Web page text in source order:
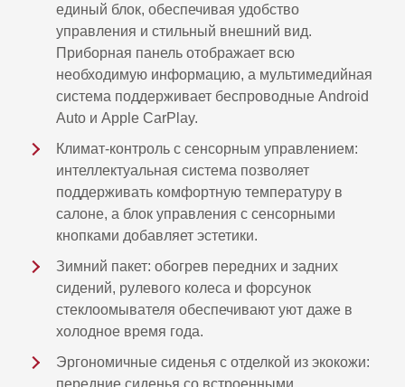
единый блок, обеспечивая удобство
управления и стильный внешний вид.
Приборная панель отображает всю
необходимую информацию, а мультимедийная
система поддерживает беспроводные Android
Auto и Apple CarPlay.
Климат-контроль с сенсорным управлением:
интеллектуальная система позволяет
поддерживать комфортную температуру в
салоне, а блок управления с сенсорными
кнопками добавляет эстетики.
Зимний пакет: обогрев передних и задних
сидений, рулевого колеса и форсунок
стеклоомывателя обеспечивают уют даже в
холодное время года.
Эргономичные сиденья с отделкой из экокожи:
передние сиденья со встроенными